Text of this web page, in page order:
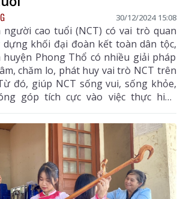
30/12/2024 15:08
người cao tuổi (NCT) có vai trò quan
khối đại đoàn kết toàn dân tộc,
Phong Thổ có nhiều giải pháp
đó, giúp NCT sống vui, sống khỏe,
góp tích cực vào việc thực hiện
vụ chính trị của địa phương.